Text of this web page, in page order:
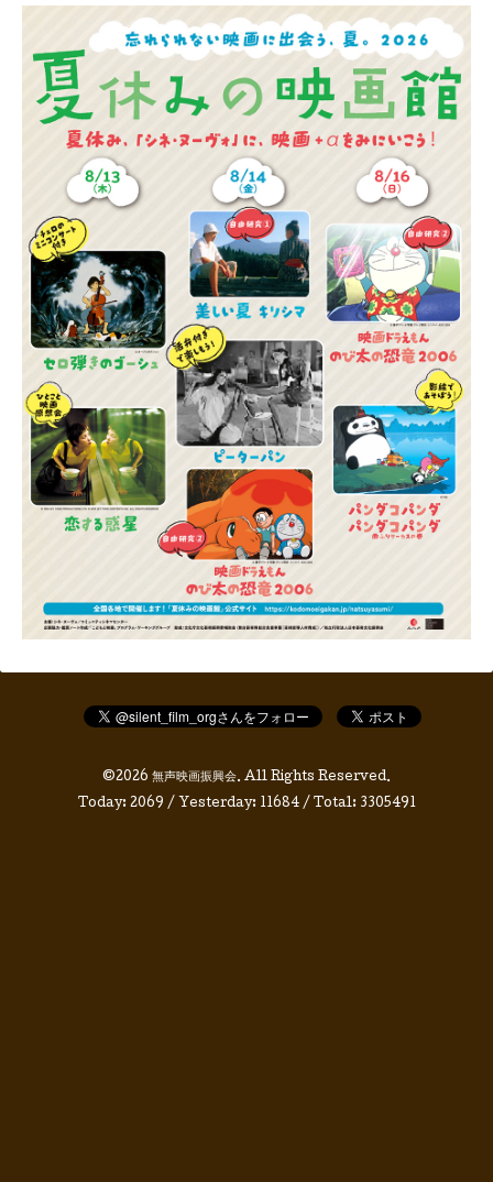
©2026 無声映画振興会. All Rights Reserved.
Today: 2069 / Yesterday: 11684/ Total: 3305491